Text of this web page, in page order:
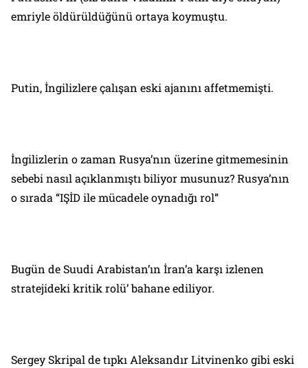
emriyle öldürüldüğünü ortaya koymuştu.
Putin, İngilizlere çalışan eski ajanını affetmemişti.
İngilizlerin o zaman Rusya’nın üzerine gitmemesinin
sebebi nasıl açıklanmıştı biliyor musunuz? Rusya’nın
o sırada “IŞİD ile mücadele oynadığı rol”
Bugün de Suudi Arabistan’ın İran’a karşı izlenen
stratejideki kritik rolü’ bahane ediliyor.
Sergey Skripal de tıpkı Aleksandır Litvinenko gibi eski